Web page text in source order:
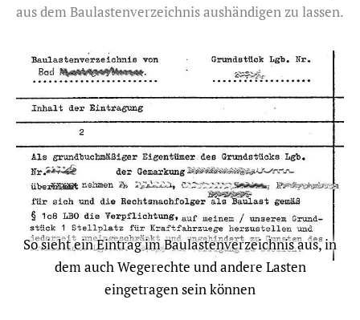
aus dem Baulastenverzeichnis aushändigen zu lassen.
So sieht ein Eintrag im Baulastenverzeichnis aus, in
dem auch Wegerechte und andere Lasten
eingetragen sein können